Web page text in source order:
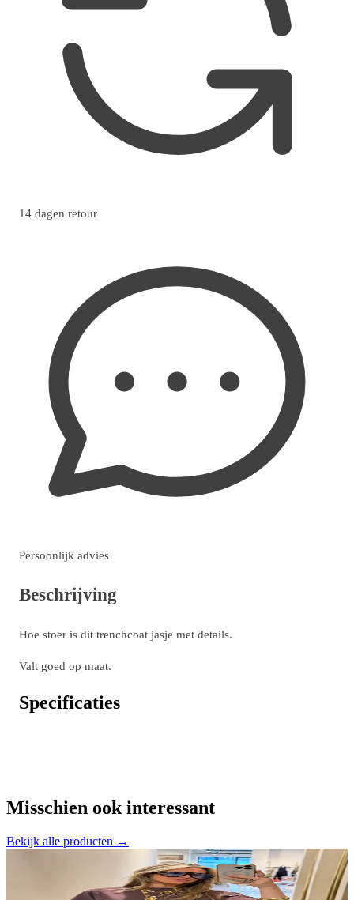
14 dagen retour
Persoonlijk advies
Beschrijving
Hoe stoer is dit trenchcoat jasje met details.
Valt goed op maat.
Specificaties
Misschien ook interessant
Bekijk alle producten →